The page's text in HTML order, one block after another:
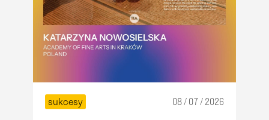
sukcesy 08 / 07 / 2026